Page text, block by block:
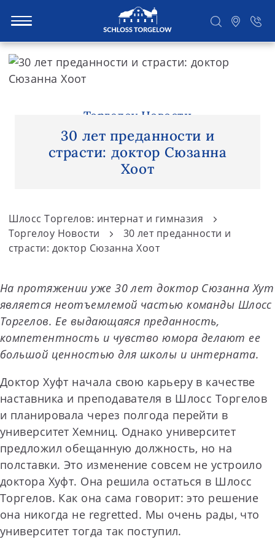
S
Торгелоу Новости
30 лет преданности и
страсти: доктор Сюзанна
Хоот
Шлосс Торгелов: интернат и гимназия
Торгелоу Новости
30 лет преданности и
страсти: доктор Сюзанна Хоот
На протяжении уже 30 лет доктор Сюзанна Хут
является неотъемлемой частью команды Шлосс
Торгелов. Ее выдающаяся преданность,
компетентность и чувство юмора делают ее
большой ценностью для школы и интерната.
Доктор Хуфт начала свою карьеру в качестве
наставника и преподавателя в Шлосс Торгелов
и планировала через полгода перейти в
университет Хемниц. Однако университет
предложил обещанную должность, но на
полставки. Это изменение совсем не устроило
доктора Хуфт. Она решила остаться в Шлосс
Торгелов. Как она сама говорит: это решение
она никогда не regretted. Мы очень рады, что
университет тогда так поступил.